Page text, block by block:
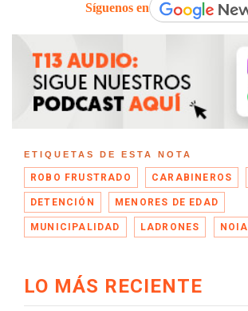
Síguenos en
ETIQUETAS DE ESTA NOTA
ROBO FRUSTRADO CARABINEROS
DETENCIÓN MENORES DE EDAD
MUNICIPALIDAD LADRONES NOIA
LO MÁS RECIENTE